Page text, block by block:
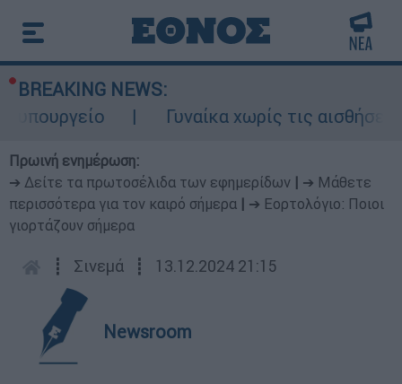
BREAKING NEWS:
Γυναίκα χωρίς τις
Πρωινή ενημέρωση:
➔ Δείτε τα πρωτοσέλιδα των εφημερίδων
➔ Μάθετε
περισσότερα για τον καιρό σήμερα
➔ Εορτολόγιο: Ποιοι
γιορτάζουν σήμερα
┋ Σινεμά ┋ 13.12.2024 21:15
Newsroom